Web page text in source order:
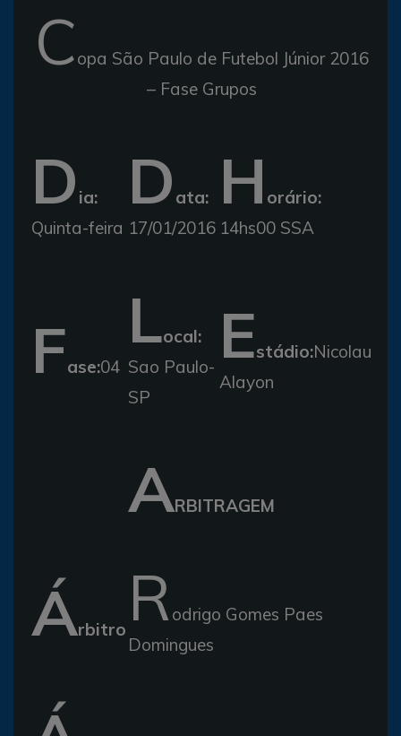
Copa São Paulo de Futebol Júnior 2016
– Fase Grupos
D ia:
Quinta-feira
D ata:
17/01/2016
H orário:
14hs00 SSA
Fase:04
Local:
Sao Paulo-
SP
Estádio:Nicolau
Alayon
ARBITRAGEM
Árbitro Rodrigo Gomes Paes
Domingues